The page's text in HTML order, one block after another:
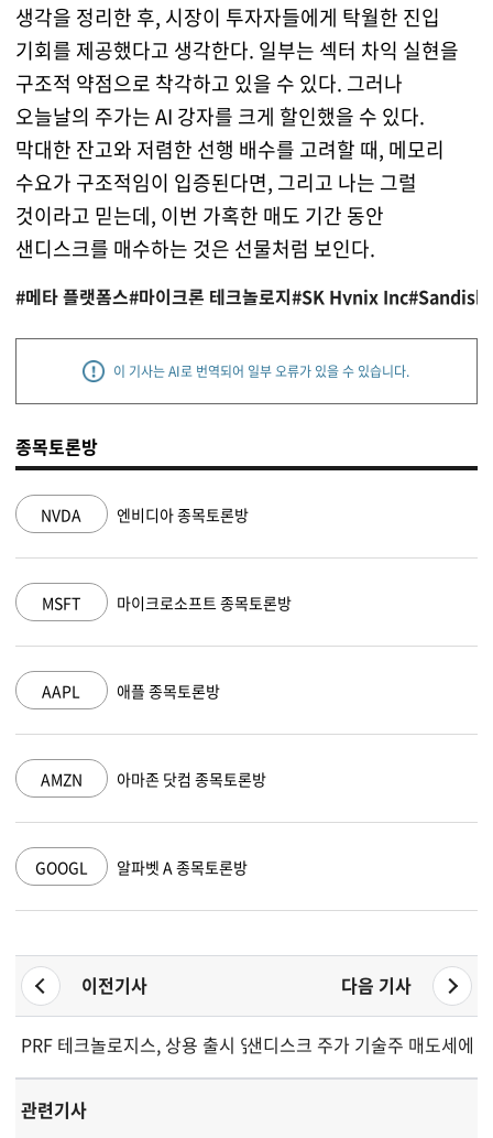
생각을 정리한 후, 시장이 투자자들에게 탁월한 진입
기회를 제공했다고 생각한다. 일부는 섹터 차익 실현을
구조적 약점으로 착각하고 있을 수 있다. 그러나
오늘날의 주가는 AI 강자를 크게 할인했을 수 있다.
막대한 잔고와 저렴한 선행 배수를 고려할 때, 메모리
수요가 구조적임이 입증된다면, 그리고 나는 그럴
것이라고 믿는데, 이번 가혹한 매도 기간 동안
샌디스크를 매수하는 것은 선물처럼 보인다.
#메타 플랫폼스#마이크론 테크놀로지#SK Hynix Inc#Sandisk
이 기사는 AI로 번역되어 일부 오류가 있을 수 있습니다.
종목토론방
NVDA 엔비디아 종목토론방
MSFT 마이크로소프트 종목토론방
AAPL 애플 종목토론방
AMZN 아마존 닷컴 종목토론방
GOOGL 알파벳 A 종목토론방
이전기사 다음 기사
PRF 테크놀로지스, 상용 출시 앞두고 딥솔라 프리딕트 AI 플랫
샌디스크 주가 기술주 매도세에
관련기사